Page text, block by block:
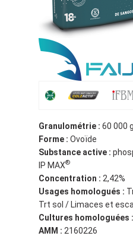
Granulométrie : 60 000
Forme : Ovoïde
Substance active :
IP MAX®
Concentration : 2,42%
Usages homologués :
Trt sol / Limaces et
Cultures homologuées :
AMM : 2160226